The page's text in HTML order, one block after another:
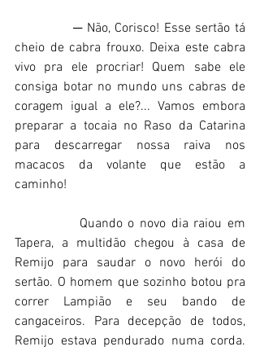
─ Não, Corisco! Esse sertão tá
cheio de cabra frouxo. Deixa este cabra
vivo pra ele procriar! Quem sabe ele
consiga botar no mundo uns cabras de
coragem igual a ele?... Vamos embora
preparar a tocaia no Raso da Catarina
para descarregar nossa raiva nos
macacos da volante que estão a
caminho!
Quando o novo dia raiou em
Tapera, a multidão chegou à casa de
Remijo para saudar o novo herói do
sertão. O homem que sozinho botou pra
correr Lampião e seu bando de
cangaceiros. Para decepção de todos,
Remijo estava pendurado numa corda.